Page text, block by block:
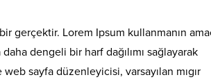
gerçektir. Lorem Ipsum kullanmanın
dengeli bir harf dağılımı sağlayarak
sayfa düzenleyicisi, varsayılan mıgır